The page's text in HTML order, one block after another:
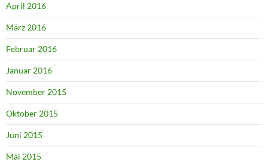
April 2016
März 2016
Februar 2016
Januar 2016
November 2015
Oktober 2015
Juni 2015
Mai 2015